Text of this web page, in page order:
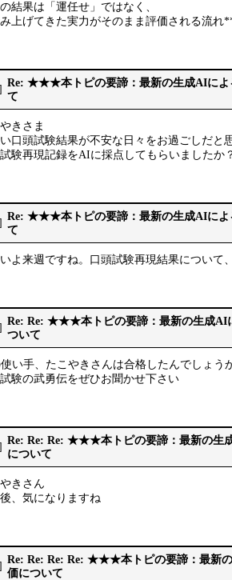
結果は「運任せ」ではなく、
上げてきた実力がそのまま評価される流れ
Re: ★★★本トピの要諦：最新の生成AIによ
て
きさま
口頭試験結果が不安な日々をお過ごしだと
験再現記録をAIに採点してもらいましたか
Re: ★★★本トピの要諦：最新の生成AIによ
て
よ来週ですね。口頭試験再現結果につい
Re: Re: ★★★本トピの要諦：最新の生成AI
ついて
い手、たこやきさんは合格したんでしょう
験の武勇伝をぜひお聞かせ下さい
Re: Re: Re: ★★★本トピの要諦：最新の生
について
きさん
、気になりますね
Re: Re: Re: Re: ★★★本トピの要諦：最新
価について